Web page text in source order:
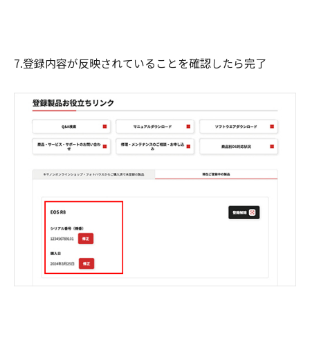
7.登録内容が反映されていることを確認したら完了